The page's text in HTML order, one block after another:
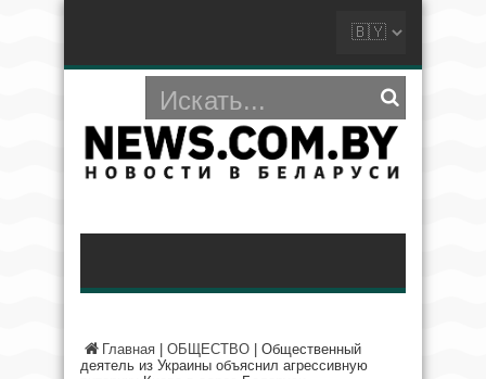
Главная ОБЩЕСТВО
Общественный
деятель из Украины объяснил агрессивную